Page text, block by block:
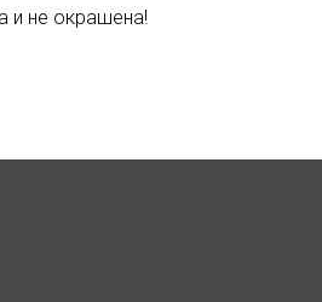
и не окрашена!